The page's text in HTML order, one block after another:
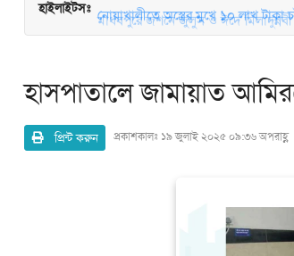
হাইলাইটসঃ
নোয়াখালীতে অস্ত্রের মুখে ১০ লাখ টাকা
মাধবপুরে জশনে জুলুস ও ঈদে
হাসপাতালে জামায়াত
প্রিন্ট করুন প্রকাশকালঃ ১৯ জুলাই ২০২৫ ০৯:৩৬